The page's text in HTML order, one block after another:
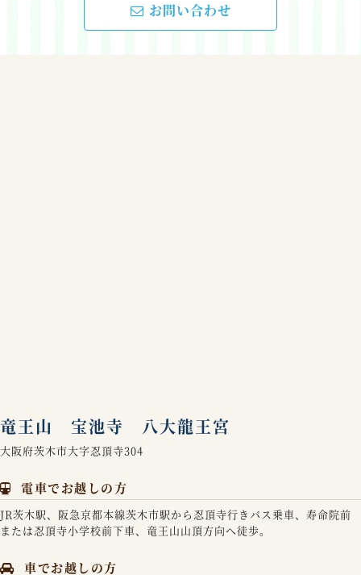
お問い合わせ
竜王山 宝池寺 八大龍王宮
大阪府茨木市大字忍頂寺304
電車でお越しの方
JR茨木駅、阪急京都本線茨木市駅から忍頂寺行きバス乗車、寿命院前
または忍頂寺小学校前下車、竜王山山頂方向へ徒歩。
車でお越しの方